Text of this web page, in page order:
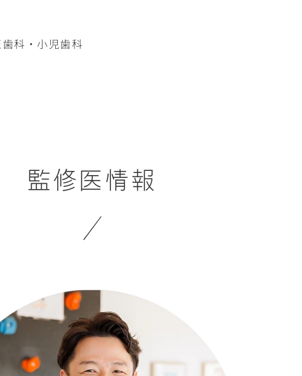
科・小児歯科
監修医情報